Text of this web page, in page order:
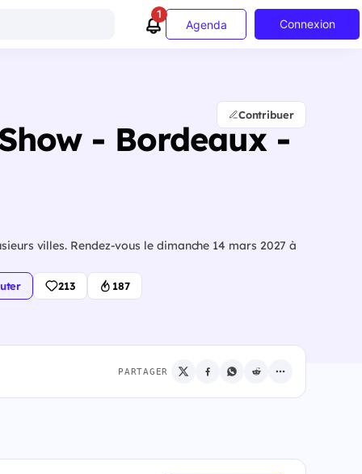
1
Agenda Connexion
- Bordeaux -
villes. Rendez-vous le dimanche 14 mars 2027 à
Contribuer
213 187
PARTAGER